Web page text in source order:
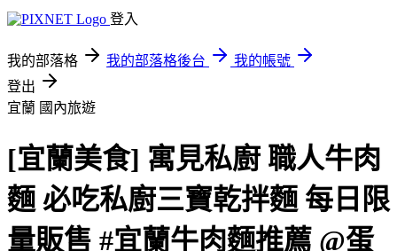
登入
我的部落格 我的部落格後台
我的帳號
登出
宜蘭 國內旅遊
[宜蘭美食] 寓見私廚 職人牛肉
麵 必吃私廚三寶乾拌麵 每日限
量販售 #宜蘭牛肉麵推薦 @蛋